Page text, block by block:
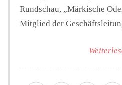
Rundschau, „Märkische
Mitglied der